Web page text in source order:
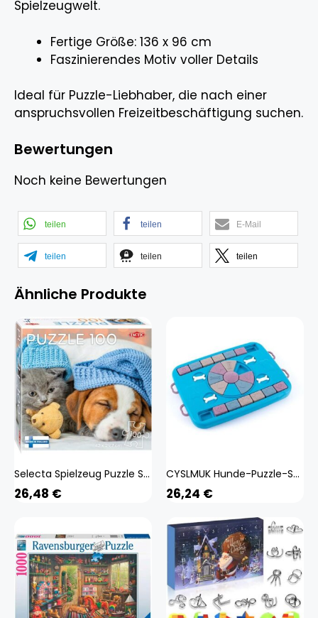
Spielzeugwelt.
Fertige Größe: 136 x 96 cm
Faszinierendes Motiv voller Details
Ideal für Puzzle-Liebhaber, die nach einer
anspruchsvollen Freizeitbeschäftigung suchen.
Bewertungen
Noch keine Bewertungen
teilen teilen E-Mail
teilen teilen teilen
Ähnliche Produkte
Selecta Spielzeug Puzzle Süsses Kätzchen und schläfriger Hund, 100 Teile. (100 Teile) (59232)
26,48 €
CYSLMUK Hunde-Puzzle-Spielzeug, Hunde-Leckerli-Puzzle, interaktives Hundespielzeug, Welpen-Puzzlespiel, Hunde-Anreicherungsspielzeug
26,24 €